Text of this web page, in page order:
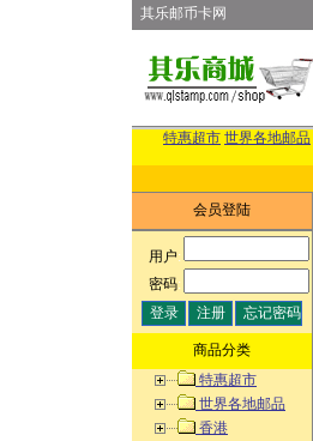
其乐邮币卡网
特惠超市 世界各地邮品
会员登陆
用户:
密码:
商品分类
特惠超市
世界各地邮品
香港